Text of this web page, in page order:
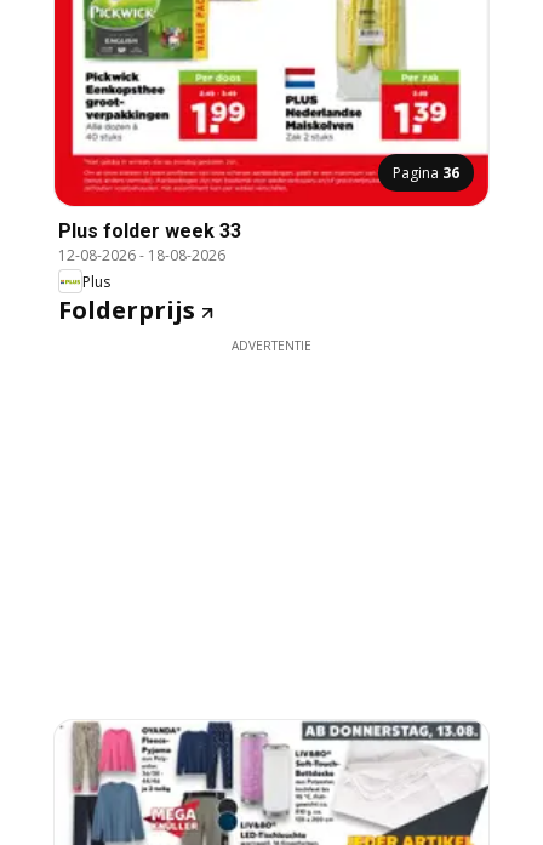
Pagina 36
Plus folder week 33
12-08-2026- 18-08-2026
Plus
Folderprijs
ADVERTENTIE